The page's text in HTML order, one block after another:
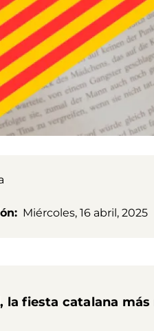
Miércoles, 16 abril, 2025
la fiesta catalana